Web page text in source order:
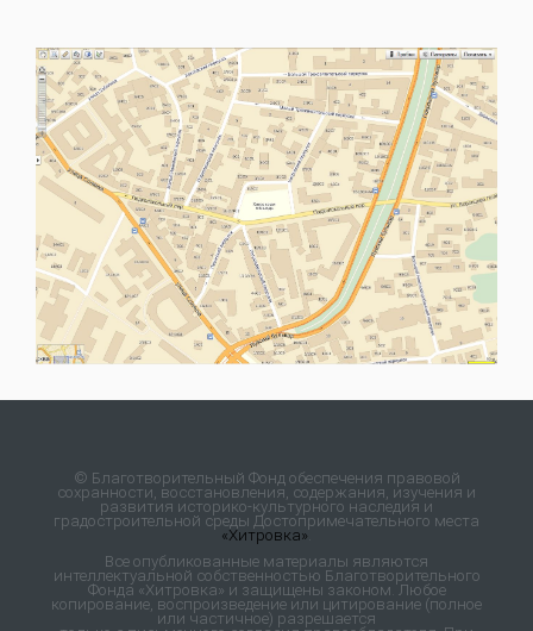
© Благотворительный Фонд обеспечения правовой
сохранности, восстановления, содержания, изучения и
развития историко-культурного наследия и
градостроительной среды Достопримечательного места
«Хитровка».
Все опубликованные материалы являются
интеллектуальной собственностью Благотворительного
Фонда «Хитровка» и защищены законом. Любое
копирование, воспроизведение или цитирование (полное
или частичное) разрешается